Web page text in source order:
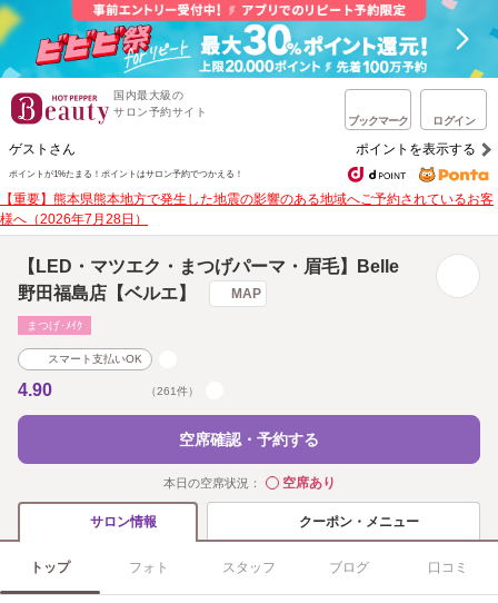
国内最大級の
サロン予約サイト
ブックマーク ログイン
ゲストさん ポイントを表示する
ポイントが1%たまる！ ポイントはサロン予約でつかえる！
【重要】熊本県熊本地方で発生した地震の影響のある地域へご予約されているお客
様へ（2026年7月28日）
【LED・マツエク・まつげパーマ・眉毛】Belle
野田福島店【ベルエ】
MAP
まつげ･ﾒｲｸ
スマート支払いOK
4.90 （261件）
空席確認・予約する
本日の空席状況： ◯空席あり
サロン情報 クーポン・メニュー
トップ フォト スタッフ ブログ 口コミ